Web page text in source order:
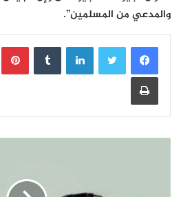
والمدعي من المسلمين”.
لينكدإن
طباعة